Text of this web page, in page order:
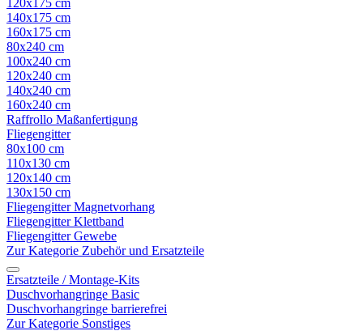
120x175 cm
140x175 cm
160x175 cm
80x240 cm
100x240 cm
120x240 cm
140x240 cm
160x240 cm
Raffrollo Maßanfertigung
Fliegengitter
80x100 cm
110x130 cm
120x140 cm
130x150 cm
Fliegengitter Magnetvorhang
Fliegengitter Klettband
Fliegengitter Gewebe
Zur Kategorie Zubehör und Ersatzteile
Ersatzteile / Montage-Kits
Duschvorhangringe Basic
Duschvorhangringe barrierefrei
Zur Kategorie Sonstiges